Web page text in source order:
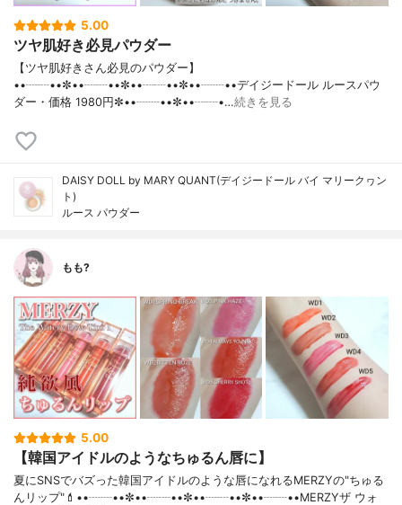
5.00
ツヤ肌好き必見パウダー
【ツヤ肌好きさん必見のパウダー】
••┈┈••✼••┈┈••✼••┈┈••✼••┈┈••デイジードール ルースパウ
ダー・価格 1980円✼••┈┈••✼••┈┈•…続きを見る
DAISY DOLL by MARY QUANT(デイジードール バイ マリークヮン
ト)
ルース パウダー
もも?
5.00
【韓国アイドルのようなちゅるん唇に】
夏にSNSでバズった韓国アイドルのような唇になれるMERZYの"ちゅる
んリップ"💄••┈┈••✼••┈┈••✼••┈┈••✼••┈┈••MERZYザ ウォ